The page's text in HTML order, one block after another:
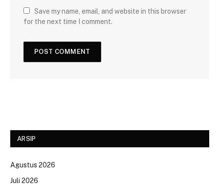
Save my name, email, and website in this browser
for the next time I comment.
ARSIP
Agustus 2026
Juli 2026